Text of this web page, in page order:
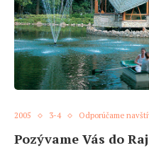
2005 3-4 Odporúčame
Pozývame Vás do